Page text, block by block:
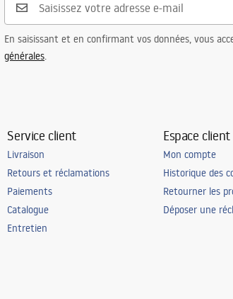
En saisissant et en confirmant vos données, vous
générales.
Service client
Livraison
Retours et réclamations
Paiements
Catalogue
Entretien
Espace client
Mon compte
Historique des
Retourner les
Déposer une